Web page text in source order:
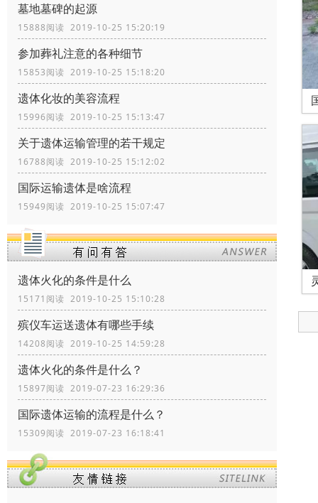
墓地墓碑的起源
15888阅读 2019-10-25 15:20:19
参加葬礼注意的各种细节
15853阅读 2019-10-25 15:18:20
遗体化妆的美容流程
15996阅读 2019-10-25 15:13:47
关于遗体运输管理的若干规定
16788阅读 2019-10-25 15:12:02
国际运输遗体是啥流程
15949阅读 2019-10-25 15:07:47
遗体火化的条件是什么
15171阅读 2019-10-25 15:10:28
殡仪车运送遗体有哪些手续
14208阅读 2019-10-25 14:59:28
遗体火化的条件是什么？
15897阅读 2019-07-23 16:29:36
国际遗体运输的流程是什么？
15309阅读 2019-07-23 16:18:41